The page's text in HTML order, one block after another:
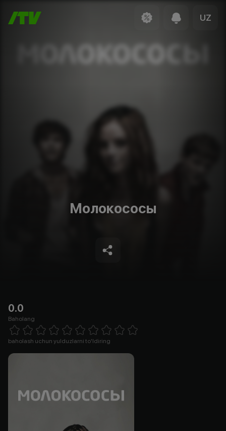
UZ
Молокососы
0.0
Baholang
1 Star 2 Stars 3 Stars 4 Stars5 Stars 6 Stars7 Stars8 Stars
baholash uchun yulduzlarni to'ldiring